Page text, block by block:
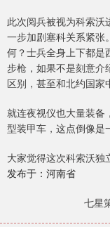
此次阅兵被视为科索
一步加剧塞科关系紧张
何？士兵全身上下都是
步枪，如果不是刻意介
区别，甚至和北约国家
就连夜视仪也大量装备
型装甲车，这点倒像是
大家觉得这次科索沃独
发布于：河南省
七星